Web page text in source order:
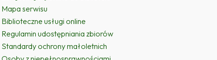
Mapa serwisu
Biblioteczne usługi online
Regulamin udostępniania zbiorów
Standardy ochrony małoletnich